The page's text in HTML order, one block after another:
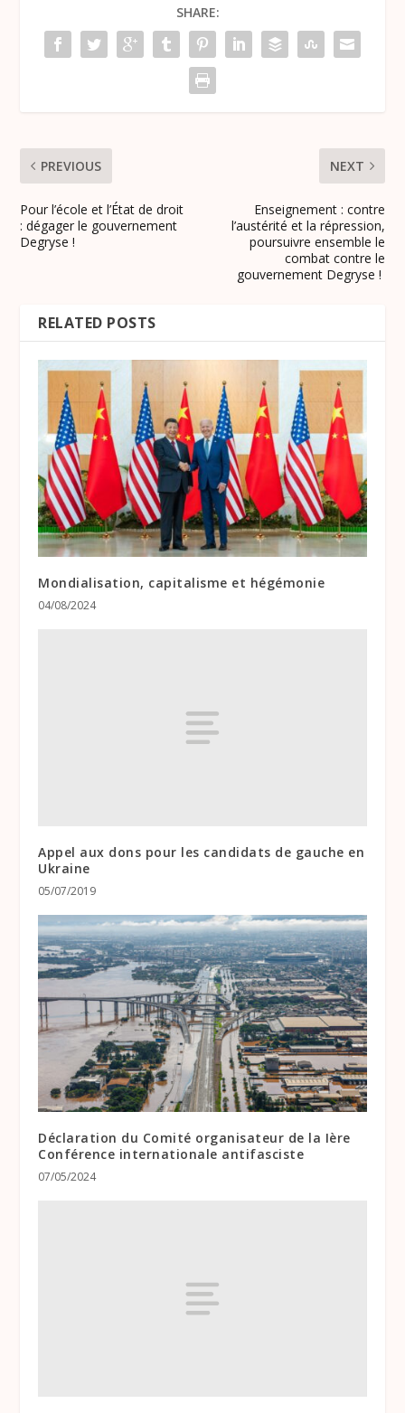
SHARE:
PREVIOUS
Pour l’école et l’État de droit
: dégager le gouvernement
Degryse !
NEXT
Enseignement : contre
l’austérité et la répression,
poursuivre ensemble le
combat contre le
gouvernement Degryse !
RELATED POSTS
Mondialisation, capitalisme et hégémonie
04/08/2024
Appel aux dons pour les candidats de gauche en
Ukraine
05/07/2019
Déclaration du Comité organisateur de la Ière
Conférence internationale antifasciste
07/05/2024